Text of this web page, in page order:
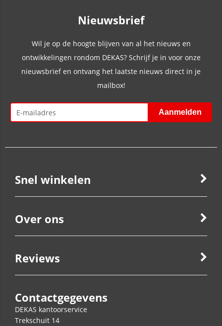
Nieuwsbrief
Wil je op de hoogte blijven van al het nieuws en
ontwikkelingen rondom DEKAS? Schrijf je in voor onze
nieuwsbrief en ontvang het laatste nieuws direct in je
mailbox!
Snel winkelen
Over ons
Reviews
Contactgegevens
DEKAS kantoorservice
Trekschuit 14